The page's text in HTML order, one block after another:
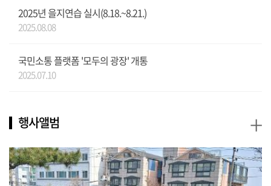
2025년 을지연습 실시(8.18.~8.21.)
2025.08.08
국민소통 플랫폼 '모두의 광장' 개통
2025.07.10
행사앨범 +